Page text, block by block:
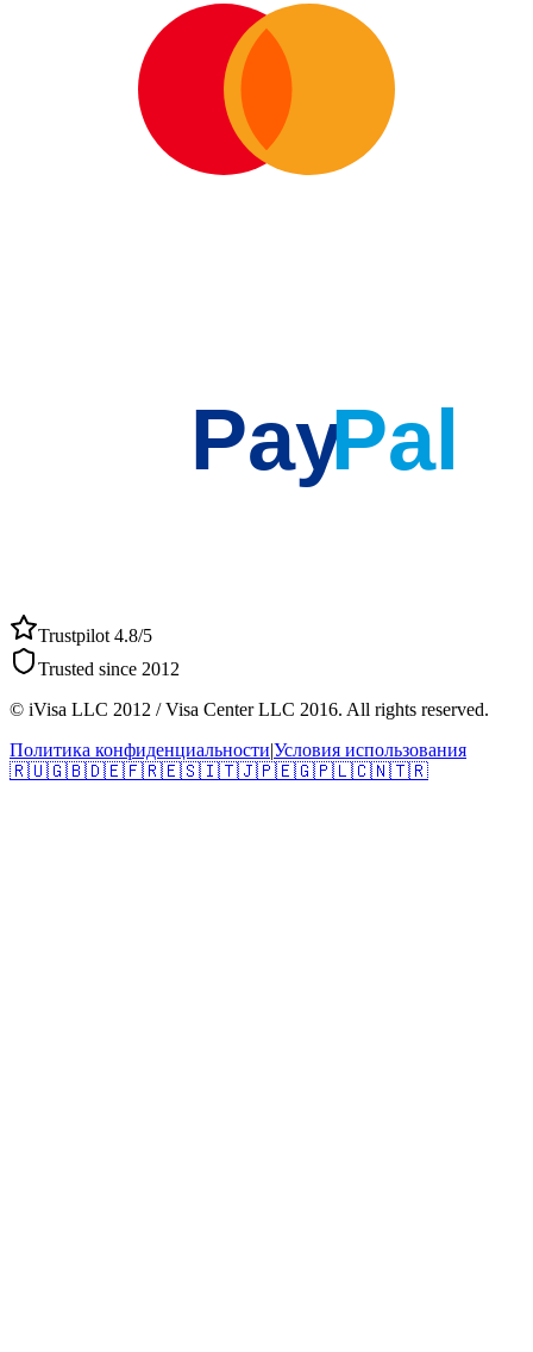
PayPal
Trustpilot 4.8/5
Trusted since 2012
© iVisa LLC 2012 / Visa Center LLC 2016. All rights reserved.
Политика конфиденциальности|Условия использования
🇷🇺🇬🇧🇩🇪🇫🇷🇪🇸🇮🇹🇯🇵🇪🇬🇵🇱🇨🇳🇹🇷